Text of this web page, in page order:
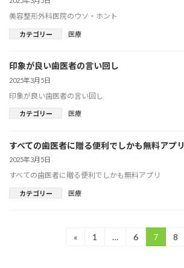
美容整形外科医院のウソ・ホント
カテゴリー 医療
印象が良い歯医者の言い回し
2025年3月5日
印象が良い歯医者の言い回し
カテゴリー 医療
すべての歯医者に贈る便利でしかも無料アプリ
2025年3月5日
すべての歯医者に贈る便利でしかも無料アプリ
カテゴリー 医療
«
固
1 …
固
6
固
定
7
固
8